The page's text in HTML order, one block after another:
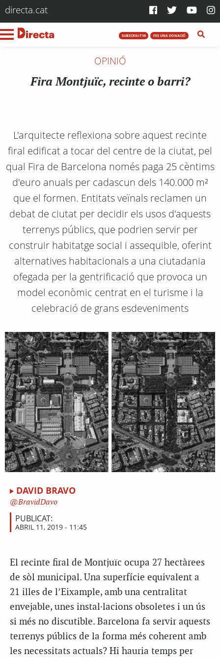
directa.cat
SUBSCRIU-T'HI FES UNA DONACIÓ
OPINIÓ
Fira Montjuïc, recinte o barri?
L'arquitecte reflexiona sobre aquest recinte
firal edificat a tocar del centre de la ciutat, pel
qual Fira de Barcelona només paga 25 cèntims
d'euro anuals per cadascun dels 140.000 m²
que el formen. Entitats veïnals reclamen un
debat de ciutat per decidir els usos d'aquests
terrenys públics, que podrien servir per
construir habitatge social i assequible, oferint
alternatives habitacionals a una ciutadania
ofegada per la gentrificació que provoca un
model econòmic centrat en el turisme i la
celebració de grans esdeveniments
DAVID BRAVO
BravidDavo
PUBLICAT:
ABRIL 11, 2019 - 11:45
El recinte firal de Montjuïc ocupa 27 hectàrees
de sòl municipal. Una superfície equivalent a
21 illes de l’Eixample, amb una centralitat
envejable, unes instal·lacions obsoletes i un ús
si més no discutible. Barcelona fa servir aquests
terrenys públics de la forma més coherent amb
les necessitats actuals? Hi hauria temps per